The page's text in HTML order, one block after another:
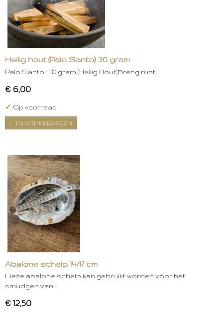
Heilig hout (Palo Santo) 30 gram
Palo Santo – 30 gram (Heilig Hout)Breng rust,…
€ 6,00
✓ Op voorraad
IN WINKELWAGEN
Abalone schelp 14/17 cm
Deze abalone schelp kan gebruikt worden voor het
smudgen van…
€ 12,50